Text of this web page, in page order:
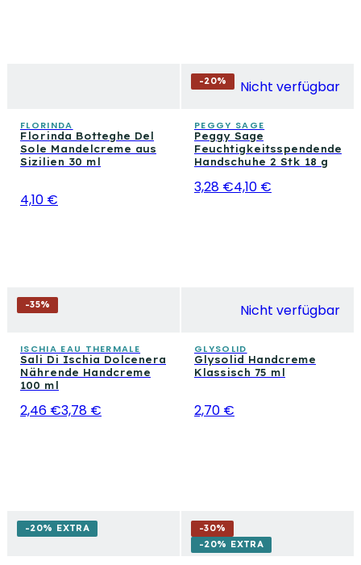
FLORINDA
Florinda Botteghe Del
Sole Mandelcreme aus
Sizilien 30 ml
4,10 €
-20% Nicht verfügbar
PEGGY SAGE
Peggy Sage
Feuchtigkeitsspendende
Handschuhe 2 Stk 18 g
3,28 €4,10 €
-35%
ISCHIA EAU THERMALE
Sali Di Ischia Dolcenera
Nährende Handcreme
100 ml
2,46 €3,78 €
Nicht verfügbar
GLYSOLID
Glysolid Handcreme
Klassisch 75 ml
2,70 €
-20% EXTRA -30%
-20% EXTRA